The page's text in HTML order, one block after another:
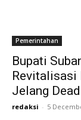
Pemerintahan
Bupati
Revitalisasi
Jelang
redaksi - 5